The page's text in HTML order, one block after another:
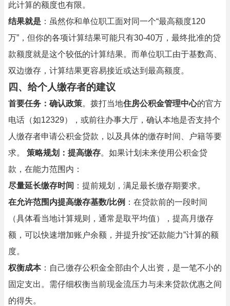
此计算的额度也有限。
结果就是 ：虽然你和单位职工面对同一个“最高额度120
万”，但你的各项计算结果可能只有30-40万，最终批准的贷
款额度就是这个较低的计算结果。而单位职工由于基数高、
双边缴存，计算结果更容易接近或达到最高额度。
四、给个人缴存者的建议
首要任务：确认政策。拨打当地住房公积金管理中心的官方
电话（如12329），或前往办事大厅，确认本地是否支持个
人缴存者申请公积金贷款，以及具体的缴存时间、户籍等要
求。 策略规划：提高缴存。如果计划未来使用公积金贷
款，在能力范围内：
尽量延长缴存时间 ：提前规划，满足最长缴存期要求。
在允许范围内提高缴存基数/比例 ：在贷款前的一段时间
（具体看当地计算规则，通常是取平均值），提高月缴存
额，可以快速增加账户余额，并提升按“还款能力”计算的额
度。
权衡成本：自己缴存公积金全部由个人出资，是一笔不小的
固定支出。需仔细权衡当前现金流压力与未来贷款优惠之间
的得失。